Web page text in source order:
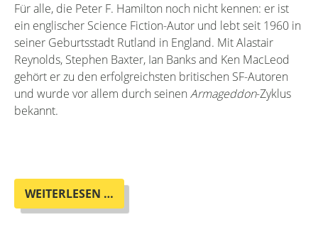
Für alle, die Peter F. Hamilton noch nicht kennen: er ist
ein englischer Science Fiction-Autor und lebt seit 1960 in
seiner Geburtsstadt Rutland in England. Mit Alastair
Reynolds, Stephen Baxter, Ian Banks and Ken MacLeod
gehört er zu den erfolgreichsten britischen SF-Autoren
und wurde vor allem durch seinen Armageddon-Zyklus
bekannt.
WEITERLESEN …
F.